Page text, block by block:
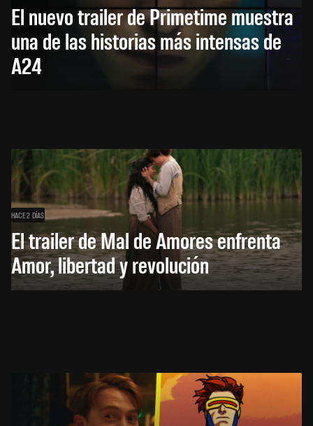
El nuevo trailer de Primetime muestra
una de las historias más intensas de
A24
HACE 2 DÍAS
El trailer de Mal de Amores enfrenta
Amor, libertad y revolución